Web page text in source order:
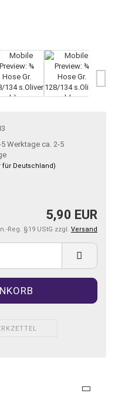
ca. 2-5
für Deutschland)
5,90 EUR
Reg. §19 UStG zzgl. Versand